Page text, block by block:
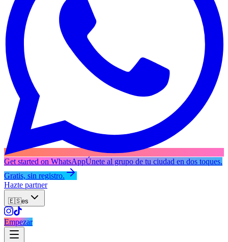
Get started on WhatsAppÚnete al grupo de tu ciudad en dos toques.
Gratis, sin registro.
Hazte partner
🇪🇸es
Empezar